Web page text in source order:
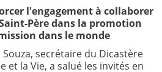
l'engagement à collaborer
Père dans la promotion
dans le monde
Souza, secrétaire du Dicastère
et la Vie, a salué les invités en